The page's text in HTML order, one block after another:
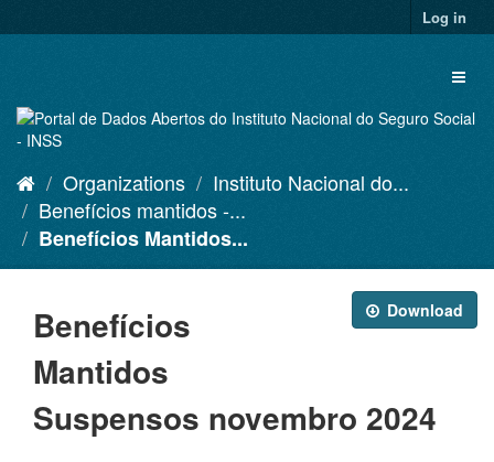
to
Log in
Organizations
Instituto Nacional do...
Benefícios mantidos -...
Benefícios Mantidos...
Download
Benefícios
Mantidos
Suspensos novembro 2024